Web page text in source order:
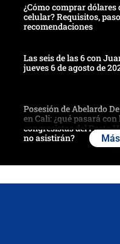
¿Cómo comprar dólares
celular? Requisitos,
recomendaciones
Las seis de las 6 con
jueves 6 de agosto de
Posesión de Abelardo
en Cali: ¿qué pasará con
congresistas del Pacto
no asistirán?